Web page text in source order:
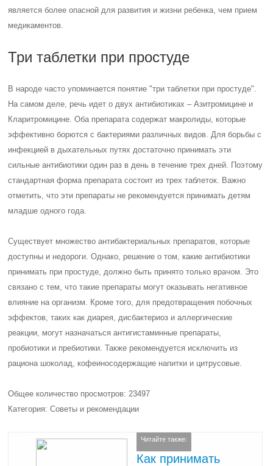
является более опасной для развития и жизни ребенка, чем прием
медикаментов.
Три таблетки при простуде
В народе часто упоминается понятие "три таблетки при простуде".
На самом деле, речь идет о двух антибиотиках – Азитромицине и
Кларитромицине. Оба препарата содержат макролиды, которые
эффективно борются с бактериями различных видов. Для борьбы с
инфекцией в дыхательных путях достаточно принимать эти
сильные антибиотики один раз в день в течение трех дней. Поэтому
стандартная форма препарата состоит из трех таблеток. Важно
отметить, что эти препараты не рекомендуется принимать детям
младше одного года.
Существует множество антибактериальных препаратов, которые
доступны и недороги. Однако, решение о том, какие антибиотики
принимать при простуде, должно быть принято только врачом. Это
связано с тем, что такие препараты могут оказывать негативное
влияние на организм. Кроме того, для предотвращения побочных
эффектов, таких как диарея, дисбактериоз и аллергические
реакции, могут назначаться антигистаминные препараты,
пробиотики и пребиотики. Также рекомендуется исключить из
рациона шоколад, кофеиносодержащие напитки и цитрусовые.
Общее количество просмотров: 23497
Категория: Советы и рекомендации
Читайте также:
Как принимать